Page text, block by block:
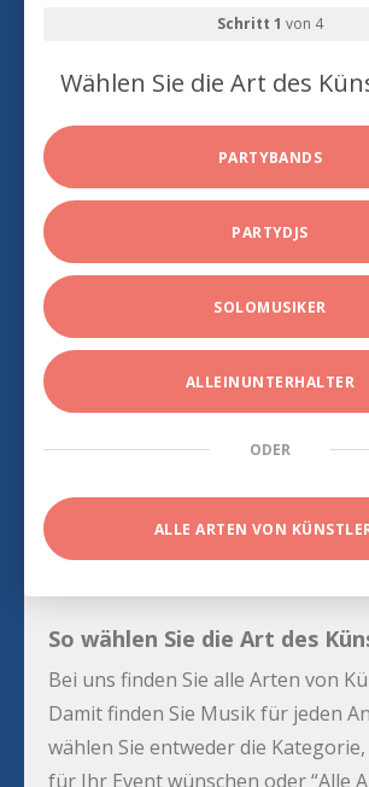
Schritt 1 von 4
Wählen Sie die Art des
PARTYBANDS
PARTYDJS
SOLOMUSIKER
ALLEINUNTERHALTER
ODER
ALLE ARTEN VON
So wählen Sie die Art des
Bei uns finden Sie alle Arten von
Damit finden Sie Musik für jeden
wählen Sie entweder die Kategorie,
für Ihr Event wünschen oder “Alle